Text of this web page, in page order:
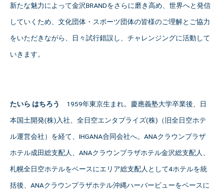
新たな魅力によって金沢BRANDをさらに磨き高め、世界へと発信
していくため、文化団体・スポーツ団体の皆様のご理解とご協力
をいただきながら、日々試行錯誤し、チャレンジングに活動して
いきます。
たいら はちろう 1959年東京生まれ。慶應義塾大学卒業後、日
本国土開発(株)入社、全日空エンタプライズ(株)（旧全日空ホテ
ル運営会社）を経て、IHGANA合同会社へ。ANAクラウンプラザ
ホテル成田総支配人、ANAクラウンプラザホテル金沢総支配人、
札幌全日空ホテルをベースにエリア総支配人として4ホテルを統
括後、ANAクラウンプラザホテル沖縄ハーバービューをベースに